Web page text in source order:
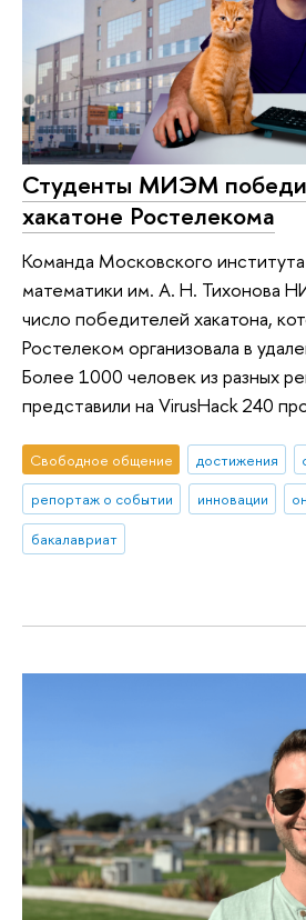
Студенты МИЭМ
хакатоне Ростелекома
Команда Московского
математики им. А. Н. Тихонова
число победителей хакатона,
Ростелеком организовала в
Более 1000 человек из разных
представили на VirusHack 240
Свободное общение достижения
репортаж о событии
инновации
бакалавриат